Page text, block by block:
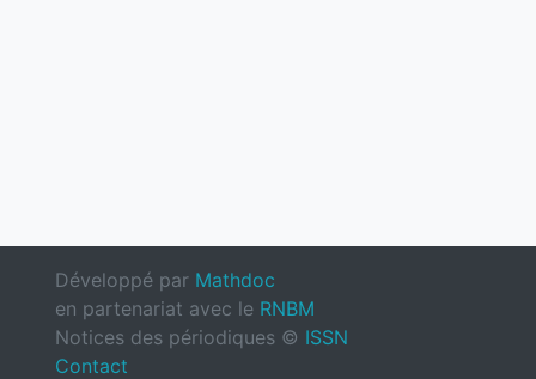
Développé par Mathdoc
en partenariat avec le RNBM
Notices des périodiques © ISSN
Contact